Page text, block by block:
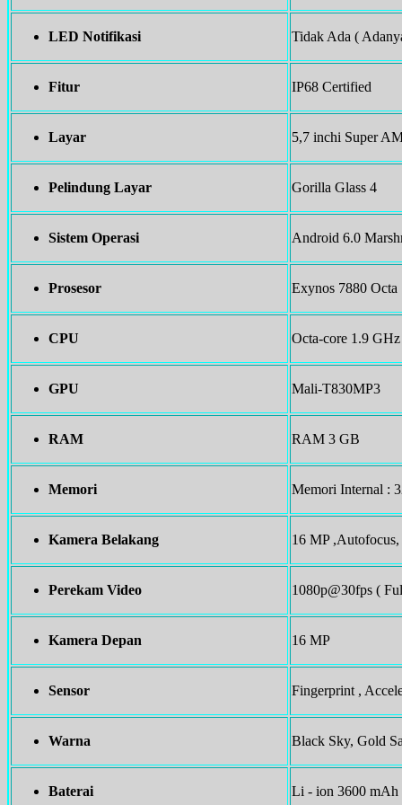
LED Notifikasi Tidak Ada (
Fitur IP68 Certified
Layar 5,7 inchi Super
Pelindung Layar Gorilla Glass 4
Sistem Operasi Android 6.0
Prosesor Exynos 7880 Octa
CPU Octa-core 1.9 GHz
GPU Mali-T830MP3
RAM RAM 3 GB
Memori Memori Internal :
Kamera Belakang 16 MP
Perekam Video 1080p@30fps (
Kamera Depan 16 MP
Sensor Fingerprint ,
Warna Black Sky, Gold
Baterai Li - ion 3600 mAh